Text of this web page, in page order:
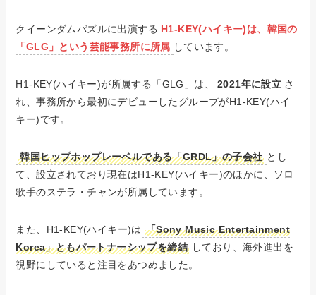
クイーンダムパズルに出演する H1-KEY(ハイキー)は、韓国の
「GLG」という芸能事務所に所属 しています。
H1-KEY(ハイキー)が所属する「GLG」は、 2021年に設立 さ
れ、事務所から最初にデビューしたグループがH1-KEY(ハイ
キー)です。
韓国ヒップホップレーベルである「GRDL」の子会社 とし
て、設立されており現在はH1-KEY(ハイキー)のほかに、ソロ
歌手のステラ・チャンが所属しています。
また、H1-KEY(ハイキー)は 「Sony Music Entertainment
Korea」ともパートナーシップを締結 しており、海外進出を
視野にしていると注目をあつめました。